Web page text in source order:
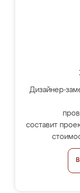
Дизайнер-
составит